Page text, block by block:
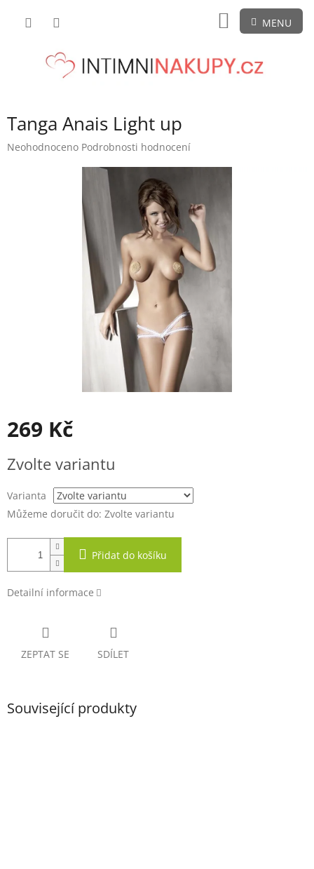
NÁKUPNÍ
KOŠÍK
Tanga Anais Light up
Průměrné
Neohodnoceno Podrobnosti hodnocení
269 Kč
cena:
Zvolte variantu
Varianta
Můžeme doručit do: Zvolte variantu
Přidat do košíku
Detailní informace
ZEPTAT SE SDÍLET
Související produkty